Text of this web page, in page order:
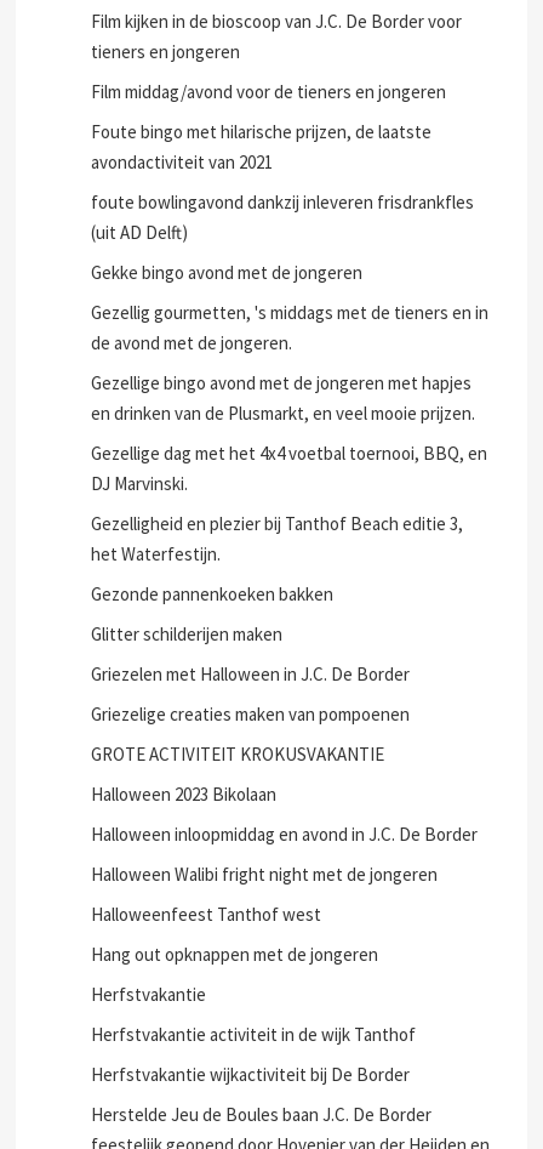
Film kijken in de bioscoop van J.C. De Border voor
tieners en jongeren
Film middag/avond voor de tieners en jongeren
Foute bingo met hilarische prijzen, de laatste
avondactiviteit van 2021
foute bowlingavond dankzij inleveren frisdrankfles
(uit AD Delft)
Gekke bingo avond met de jongeren
Gezellig gourmetten, 's middags met de tieners en in
de avond met de jongeren.
Gezellige bingo avond met de jongeren met hapjes
en drinken van de Plusmarkt, en veel mooie prijzen.
Gezellige dag met het 4x4 voetbal toernooi, BBQ, en
DJ Marvinski.
Gezelligheid en plezier bij Tanthof Beach editie 3,
het Waterfestijn.
Gezonde pannenkoeken bakken
Glitter schilderijen maken
Griezelen met Halloween in J.C. De Border
Griezelige creaties maken van pompoenen
GROTE ACTIVITEIT KROKUSVAKANTIE
Halloween 2023 Bikolaan
Halloween inloopmiddag en avond in J.C. De Border
Halloween Walibi fright night met de jongeren
Halloweenfeest Tanthof west
Hang out opknappen met de jongeren
Herfstvakantie
Herfstvakantie activiteit in de wijk Tanthof
Herfstvakantie wijkactiviteit bij De Border
Herstelde Jeu de Boules baan J.C. De Border